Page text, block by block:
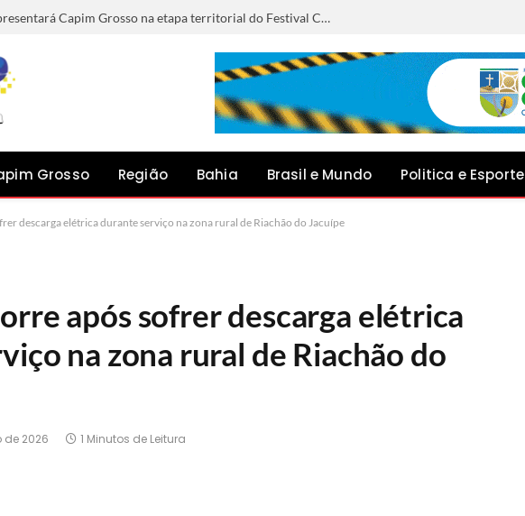
Anna Liz representará Capim Grosso na etapa territorial do Festival Canto do Jacuípe, em Baixa Grande
Grosso Região Bahia Brasil e Mundo Politica e Esporte
descarga elétrica durante serviço na zona rural de Riachão do Jacuípe
após sofrer descarga elétrica
na zona rural de Riachão do
de 2026 1 Minutos de Leitura